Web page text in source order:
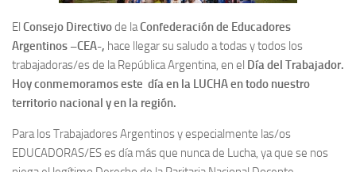
El Consejo Directivode laConfederación de Educadores
Argentinos –CEA-, hace llegar su saludo a todas y todos los
trabajadoras/es de la República Argentina, en el Día del Trabajador.
Hoy conmemoramos este día en la LUCHA en todo nuestro
territorio nacional y en la región.
Para los Trabajadores Argentinos y especialmente las/os
EDUCADORAS/ES es día más que nunca de Lucha, ya que se nos